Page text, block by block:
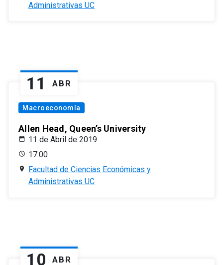
Administrativas UC
11 ABR
Macroeconomía
Allen Head, Queen’s University
11 de Abril de 2019
17:00
Facultad de Ciencias Económicas y
Administrativas UC
10 ABR